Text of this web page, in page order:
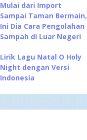
Mulai dari Import
Sampai Taman Bermain,
Ini Dia Cara Pengolahan
Sampah di Luar Negeri
Lirik Lagu Natal O Holy
Night dengan Versi
Indonesia